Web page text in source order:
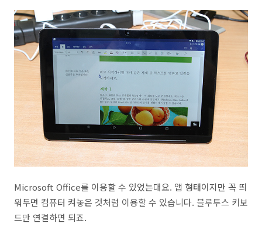
Microsoft Office를 이용할 수 있었는대요. 앱 형태이지만 꼭 띄
워두면 컴퓨터 켜놓은 것처럼 이용할 수 있습니다. 블루투스 키보
드만 연결하면 되죠.